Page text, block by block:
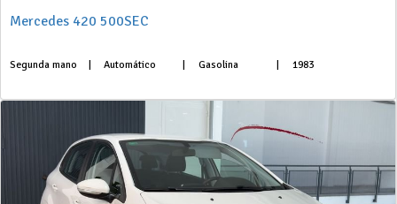
Mercedes 420 500SEC
Segunda mano Automático Gasolina 1983